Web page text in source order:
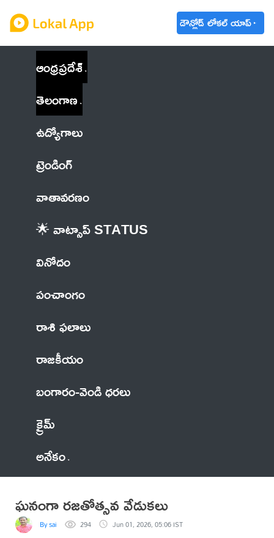
డౌన్లోడ్ లోకల్ యాప్
ఆంధ్రప్రదేశ్
తెలంగాణ
ఉద్యోగాలు
ట్రెండింగ్
వాతావరణం
🌟 వాట్సాప్ STATUS
వినోదం
పంచాంగం
రాశి ఫలాలు
రాజకీయం
బంగారం-వెండి ధరలు
క్రైమ్
అనేకం
ఘనంగా రజతోత్సవ వేడుకలు
By sai 294 Jun 01, 2026, 05:06 IST